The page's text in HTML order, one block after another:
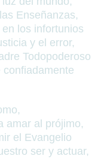
Enseñanzas,
los infortunios
y el error,
Todopoderoso
amar al prójimo,
el Evangelio
ser y actuar,